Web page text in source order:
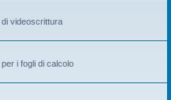
videoscrittura
i fogli di calcolo